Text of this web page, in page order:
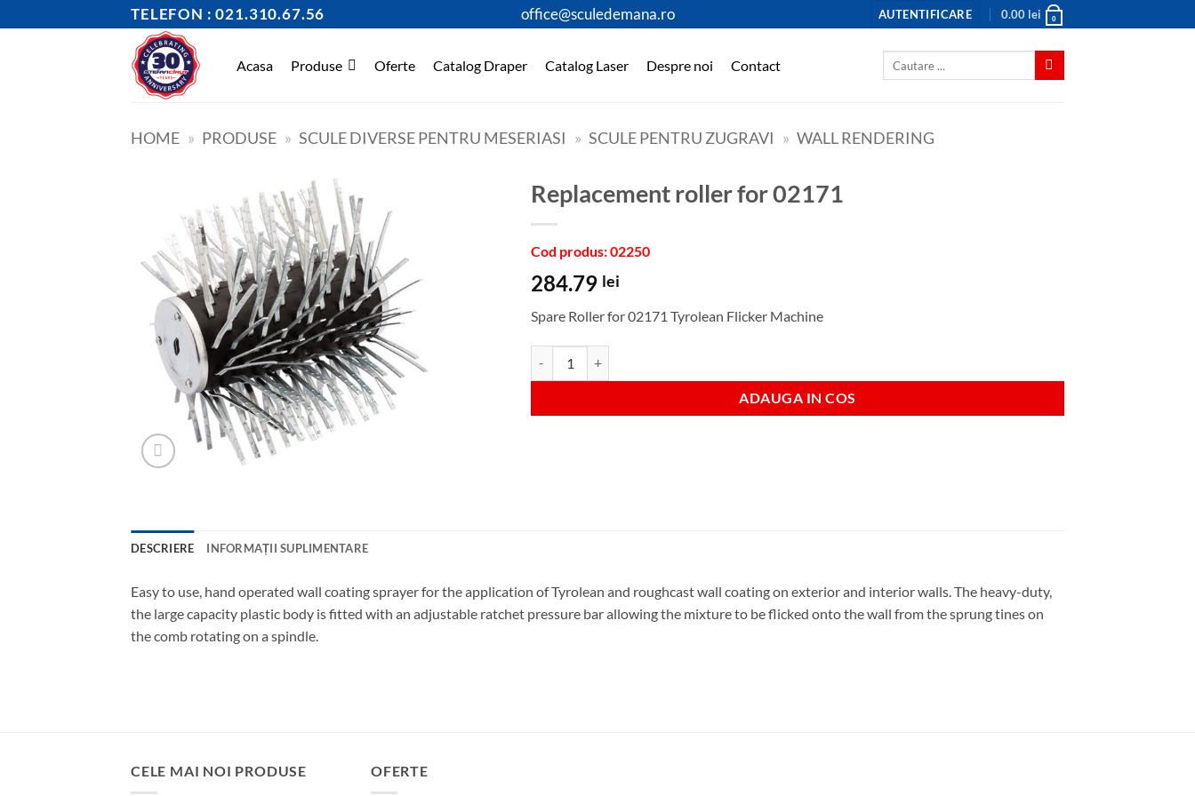
to
TELEFON : 021.310.67.56 office@sculedemana.ro AUTENTIFICARE 0.00 lei 0
Acasa Produse Oferte Catalog Draper Catalog Laser Despre noi Contact
HOME » PRODUSE » SCULE DIVERSE PENTRU MESERIASI » SCULE PENTRU ZUGRAVI » WALL RENDERING
Replacement roller for 02171
Cod produs: 02250
284.79 lei
Spare Roller for 02171 Tyrolean Flicker Machine
ADAUGA IN COS
DESCRIERE INFORMAȚII SUPLIMENTARE
Easy to use, hand operated wall coating sprayer for the application of Tyrolean and roughcast wall coating on exterior and interior walls. The heavy-duty,
the large capacity plastic body is fitted with an adjustable ratchet pressure bar allowing the mixture to be flicked onto the wall from the sprung tines on
the comb rotating on a spindle.
CELE MAI NOI PRODUSE OFERTE